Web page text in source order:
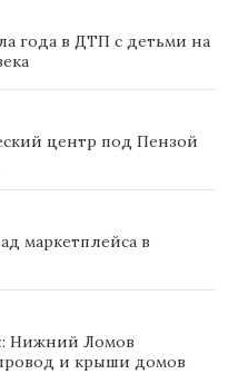
года в ДТП с детьми на
центр под Пензой
маркетплейса в
Нижний Ломов
и крыши домов